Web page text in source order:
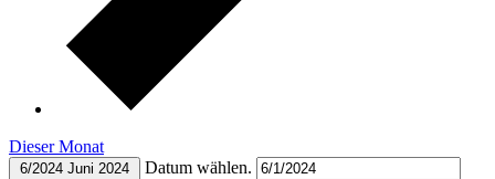
Dieser Monat
6/2024 Juni 2024 Datum wählen.